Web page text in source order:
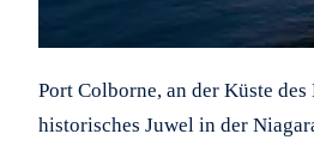
Port Colborne, an der Küste
historisches Juwel in der